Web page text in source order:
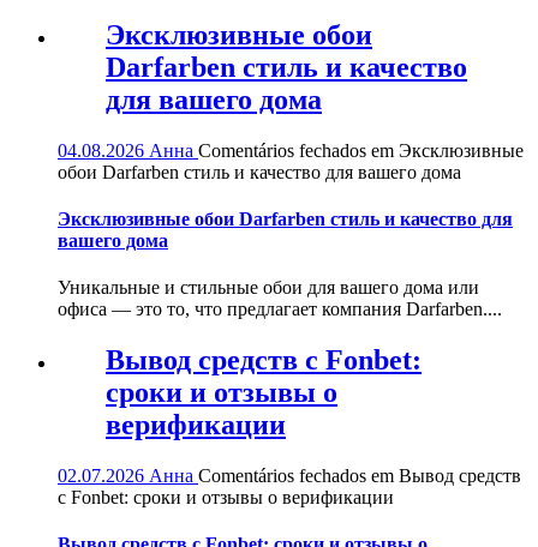
Эксклюзивные обои
Darfarben стиль и качество
для вашего дома
04.08.2026 Анна Comentários fechados em Эксклюзивные
обои Darfarben стиль и качество для вашего дома
Эксклюзивные обои Darfarben стиль и качество для
вашего дома
Уникальные и стильные обои для вашего дома или
офиса — это то, что предлагает компания Darfarben....
Вывод средств с Fonbet:
сроки и отзывы о
верификации
02.07.2026 Анна Comentários fechados em Вывод средств
с Fonbet: сроки и отзывы о верификации